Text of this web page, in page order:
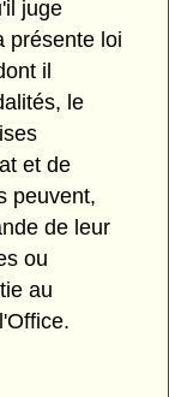
juge
présente loi
il
le
et de
peuvent,
de leur
ou
au